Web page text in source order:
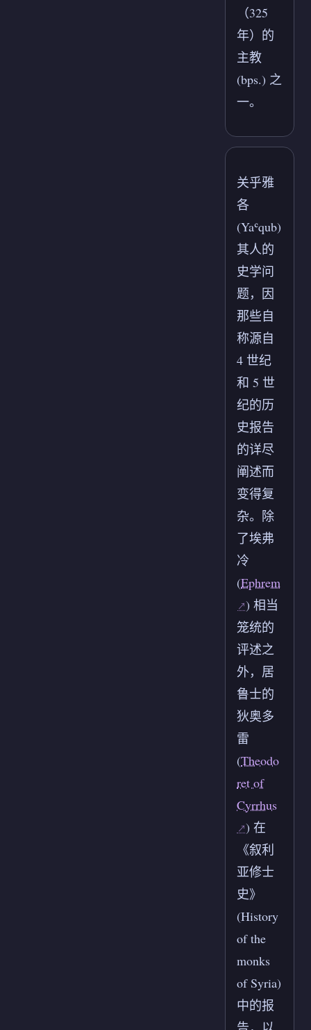
（325
年）的
主教
(bps.) 之
一。
关乎雅
各
(Yaʿqub)
其人的
史学问
题，因
那些自
称源自
4 世纪
和 5 世
纪的历
史报告
的详尽
阐述而
变得复
杂。除
了埃弗
冷
(Ephrem
) 相当
笼统的
评述之
外，居
鲁士的
狄奥多
雷
(Theodo
ret of
Cyrrhus
) 在
《叙利
亚修士
史》
(History
of the
monks
of Syria)
中的报